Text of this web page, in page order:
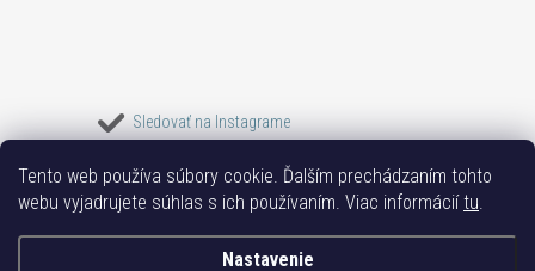
Tento web používa súbory cookie. Ďalším prechádzaním tohto
webu vyjadrujete súhlas s ich používaním. Viac informáciítu.
Nastavenie
Sledovať na Instagrame
Bižuterie TOP Vše k mobilu Mobil příslušenství